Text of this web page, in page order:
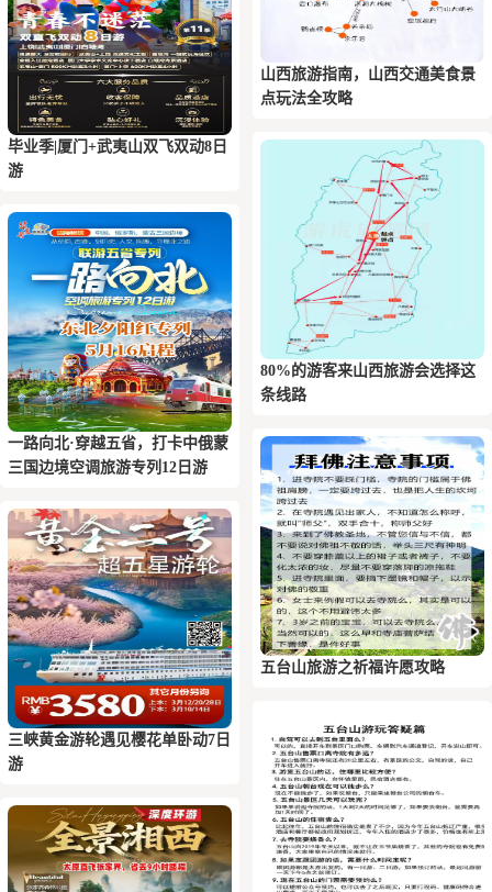
毕业季|厦门+武夷山双飞双动8日
游
一路向北·穿越五省，打卡中俄蒙
三国边境空调旅游专列12日游
三峡黄金游轮遇见樱花单卧动7日
游
山西旅游指南，山西交通美食景
点玩法全攻略
80%的游客来山西旅游会选择这
条线路
五台山旅游之祈福许愿攻略